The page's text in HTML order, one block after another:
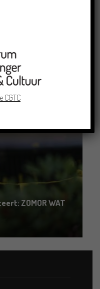
in Oldenburg
ZOMOR WAT
CGTC